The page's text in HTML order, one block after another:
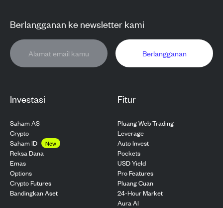
Investasi
Saham AS
Crypto
Saham ID
New
Reksa Dana
Emas
Options
Crypto Futures
Bandingkan Aset
Fitur
Pluang Web Trading
Leverage
Auto Invest
Pockets
USD Yield
Pro Features
Pluang Cuan
24-Hour Market
Aura AI
Berlangganan ke newsletter kami
Berlangganan